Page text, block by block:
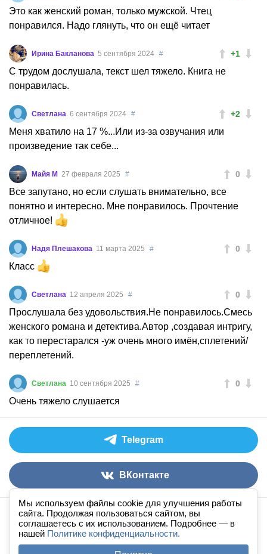
Мы используем файлы cookie для улучшения работы
сайта. Продолжая пользоваться сайтом, вы
соглашаетесь с их использованием. Подробнее — в
нашей Политике конфиденциальности.
Это как женский роман, только мужской. Чтец
понравился. Надо глянуть, что он ещё читает
+1
Ирина Бакланова 5 сентября 2024 #
С трудом дослушала, текст шел тяжело. Книга не
понравилась.
+2
Светлана 6 сентября 2024 #
Меня хватило на 17 %...Или из-за озвучания или
произведение так себе...
0
Майя М 27 февраля 2025 #
Все запутано, но если слушать внимательно, все
понятно и интересно. Мне понравилось. Прочтение
отличное!
0
Надя Плешакова 11 марта 2025 #
Класс
0
Светлана 12 апреля 2025 #
Прослушала без удовольствия.Не понравилось.Смесь
женского романа и детектива.Автор ,создавая интригу,
как то перестарался -уж очень много имён,сплетений/
переплетений.
0
Светлана 10 сентября 2025 #
Очень тяжело слушается
Telegram
ВКонтакте
Аудиокниги слушать онлайн книгав ухе
По всем вопросам:admin@knigavuhe.ru
Правила сайта ·